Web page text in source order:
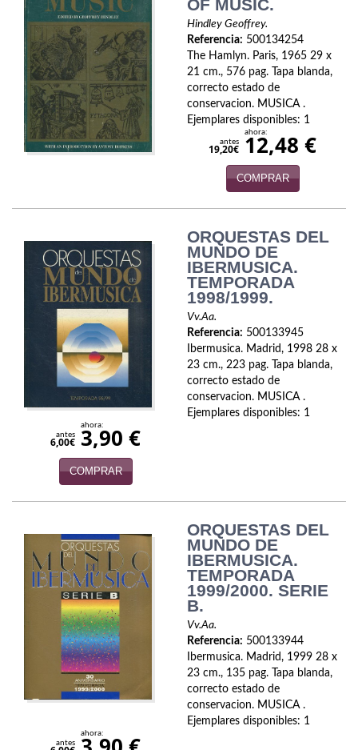
Novela Extranjera
Novela fantástica
Novela histórica
Novela negra
Papás, Mamás, Bebés...
Papás, Mamás, Bebés…
Psicología. Educación
Religión
Segunda Guerra Mundial
Sobre Madrid
Teatro
Tema Local
Terrorismo
OF MUSIC.
Hindley Geoffrey.
Referencia: 500134254
The Hamlyn. Paris, 1965 29 x
21 cm., 576 pag. Tapa blanda,
correcto estado de
conservacion. MUSICA .
Ejemplares disponibles: 1
antes
19,20€
ahora:
12,48 €
COMPRAR
ORQUESTAS DEL
MUNDO DE
IBERMUSICA.
TEMPORADA
1998/1999.
Vv.Aa.
Referencia: 500133945
Ibermusica. Madrid, 1998 28 x
23 cm., 223 pag. Tapa blanda,
correcto estado de
conservacion. MUSICA .
Ejemplares disponibles: 1
antes
6,00€
ahora:
3,90 €
COMPRAR
ORQUESTAS DEL
MUNDO DE
IBERMUSICA.
TEMPORADA
1999/2000. SERIE
B.
Vv.Aa.
Referencia: 500133944
Ibermusica. Madrid, 1999 28 x
23 cm., 135 pag. Tapa blanda,
correcto estado de
conservacion. MUSICA .
Ejemplares disponibles: 1
antes
ahora: